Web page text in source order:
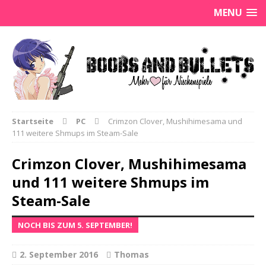
MENU
Startseite PC
Crimzon Clover, Mushihimesama und
111 weitere Shmups im Steam-Sale
Crimzon Clover, Mushihimesama
und 111 weitere Shmups im
Steam-Sale
NOCH BIS ZUM 5. SEPTEMBER!
2. September 2016 Thomas